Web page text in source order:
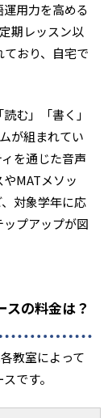
用力を高める
期レッスン以
おり、自宅で
む」「書く」
が組まれてい
を通じた音声
MATメソッ
対象学年に応
プアップが図
の料金は？
教室によって
です。